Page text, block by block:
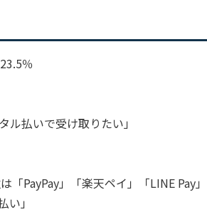
％
払いで受け取りたい」
PayPay」「楽天ペイ」「LINE Pay」
」